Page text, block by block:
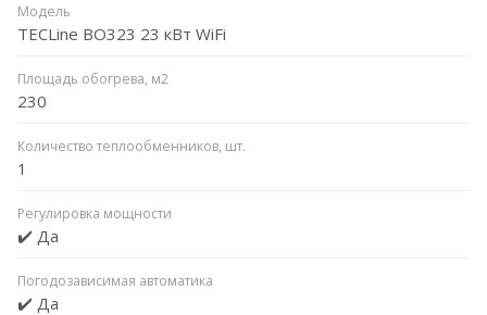
Модель
TECLine BO323 23 кВт WiFi
Площадь обогрева, м2
230
Количество теплообменников, шт.
1
Регулировка мощности
✔️ Да
Погодозависимая автоматика
✔️ Да